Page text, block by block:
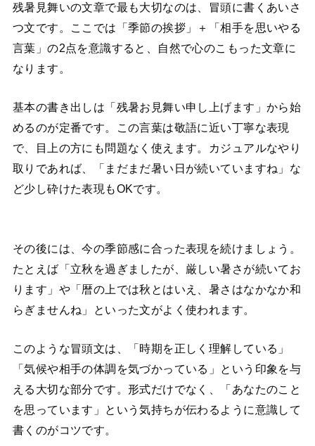
残暑見舞いの文章で最も大切なのは、冒頭に書くあいさ
つ文です。ここでは「季節の挨拶」＋「相手を思いやる
言葉」の2点を意識すると、自然で心のこもった文章に
なります。
基本の書き出しは「残暑お見舞い申し上げます」から始
めるのが定番です。この言葉は敬語に近い丁寧な表現
で、目上の方にも問題なく使えます。カジュアルなやり
取りであれば、「まだまだ暑い日が続いていますね」な
ど少し砕けた表現もOKです。
その後には、今の季節感に合った表現を続けましょう。
たとえば「立秋を過ぎましたが、厳しい暑さが続いてお
ります」や「暦の上では秋とはいえ、暑さはなかなか和
らぎませんね」といった文がよく使われます。
このような冒頭文は、「時期を正しく理解している」
「気候や相手の体調を気づかっている」という印象を与
える大切な部分です。形式だけでなく、「あなたのこと
を思っています」という気持ちが伝わるように意識して
書くのがコツです。